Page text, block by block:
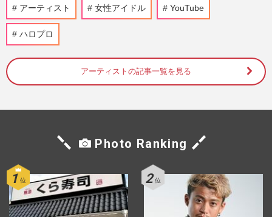
に“布少なめ”衣装でゲスト出演して物議醸
元モー娘。田中れいな、異常な“ひだ”の出
産報告ショットに「魔界にでもいるのか」
元ハロプロ・大谷雅恵「意地汚すぎる」自
く“おねだり”投稿が物議
週刊女性PRIME 2024/11/18
アーティスト 女性アイドル YouTube
ハロプロ
アーティストの記事一覧を見る
Photo Ranking